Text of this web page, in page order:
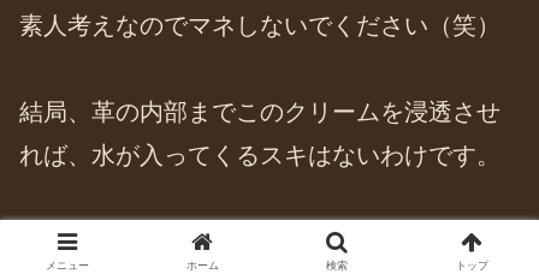
素人考えなのでマネしないでください（笑）
結局、革の内部までこのクリームを浸透させ
れば、水が入ってくるスキはないわけです。
浸透するようにするためには、革を暖かくし
メニュー ホーム 検索 トップ